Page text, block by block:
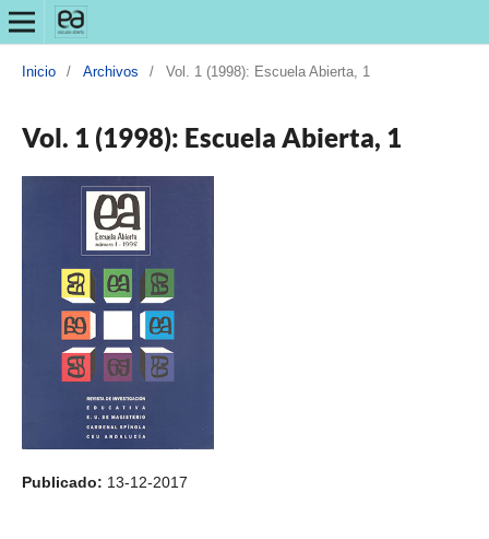
Inicio / Archivos / Vol. 1 (1998): Escuela Abierta, 1
Vol. 1 (1998): Escuela Abierta, 1
Publicado: 13-12-2017